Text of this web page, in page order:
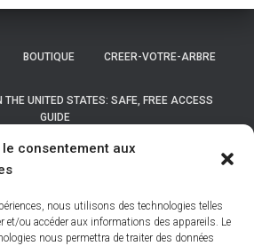
le consentement aux
nous utilisons des technologies telles
et/ou accéder aux informations des appareils. Le
nous permettra de traiter des données
BOUTIQUE CREER-VOTRE-ARBRE
THE UNITED STATES: SAFE, FREE ACCESS
GUIDE
COMMUNES DE BELGIQUE